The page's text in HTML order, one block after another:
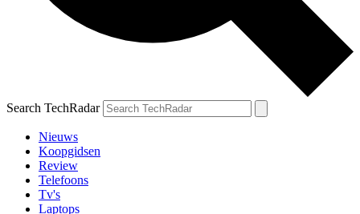
Search TechRadar
Nieuws
Koopgidsen
Review
Telefoons
Tv's
Laptops